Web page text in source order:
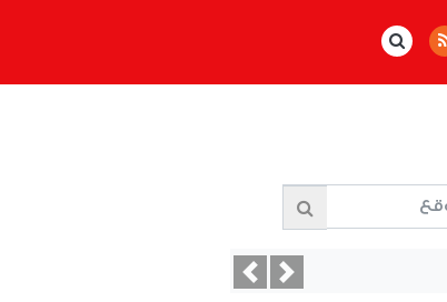
PreviousNext